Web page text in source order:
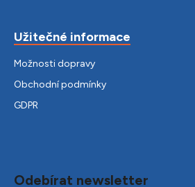
Užitečné informace
Možnosti dopravy
Obchodní podmínky
GDPR
Odebírat newsletter